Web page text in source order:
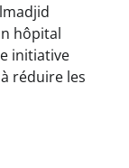
hôpital
initiative
réduire les